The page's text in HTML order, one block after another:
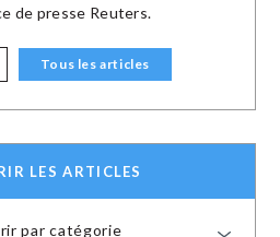
de presse Reuters.
Tous les articles
LES ARTICLES
par catégorie